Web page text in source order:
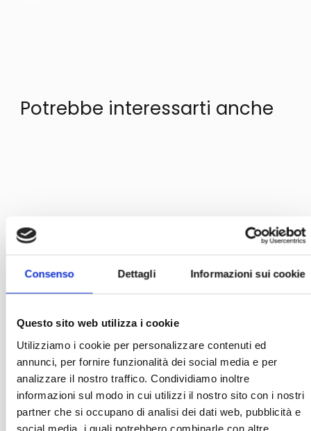
Consenso Dettagli Informazioni sui cookie
Questo sito web utilizza i cookie
Utilizziamo i cookie per personalizzare contenuti ed
annunci, per fornire funzionalità dei social media e per
analizzare il nostro traffico. Condividiamo inoltre
informazioni sul modo in cui utilizzi il nostro sito con i nostri
partner che si occupano di analisi dei dati web, pubblicità e
social media, i quali potrebbero combinarle con altre
Potrebbe interessarti anche